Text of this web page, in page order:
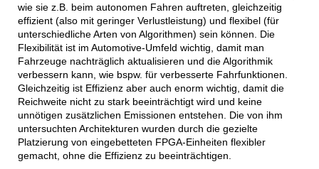
wie sie z.B. beim autonomen Fahren auftreten, gleichzeitig
effizient (also mit geringer Verlustleistung) und flexibel (für
unterschiedliche Arten von Algorithmen) sein können. Die
Flexibilität ist im Automotive-Umfeld wichtig, damit man
Fahrzeuge nachträglich aktualisieren und die Algorithmik
verbessern kann, wie bspw. für verbesserte Fahrfunktionen.
Gleichzeitig ist Effizienz aber auch enorm wichtig, damit die
Reichweite nicht zu stark beeinträchtigt wird und keine
unnötigen zusätzlichen Emissionen entstehen. Die von ihm
untersuchten Architekturen wurden durch die gezielte
Platzierung von eingebetteten FPGA-Einheiten flexibler
gemacht, ohne die Effizienz zu beeinträchtigen.